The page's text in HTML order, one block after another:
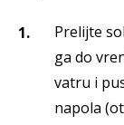
Prelijte
ga do
vatru i
napola